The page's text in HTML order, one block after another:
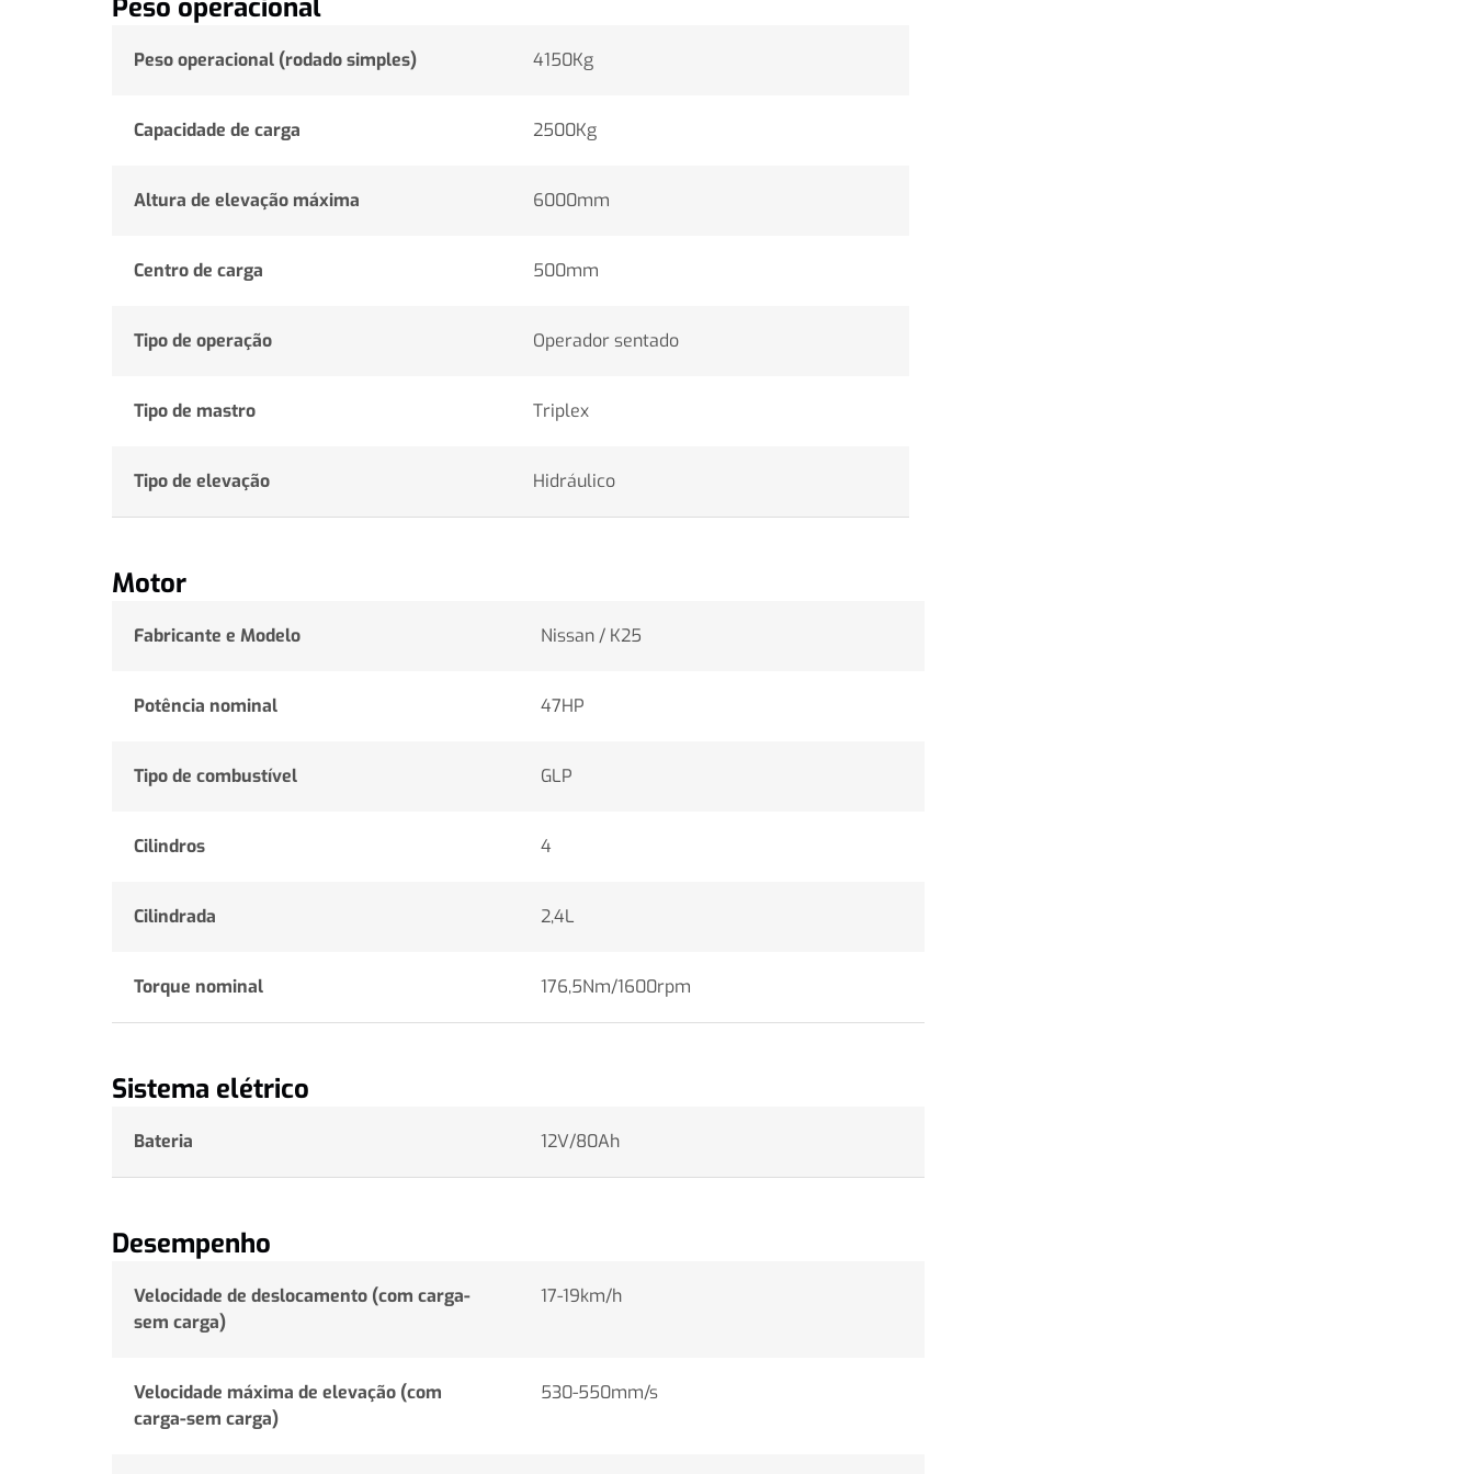
Peso operacional
Peso operacional (rodado simples) 4150Kg
Capacidade de carga 2500Kg
Altura de elevação máxima 6000mm
Centro de carga 500mm
Tipo de operação Operador sentado
Tipo de mastro Triplex
Tipo de elevação Hidráulico
Motor
Fabricante e Modelo Nissan / K25
Potência nominal 47HP
Tipo de combustível GLP
Cilindros 4
Cilindrada 2,4L
Torque nominal 176,5Nm/1600rpm
Sistema elétrico
Bateria 12V/80Ah
Desempenho
Velocidade de deslocamento (com carga-
sem carga)
17-19km/h
Velocidade máxima de elevação (com
carga-sem carga)
530-550mm/s